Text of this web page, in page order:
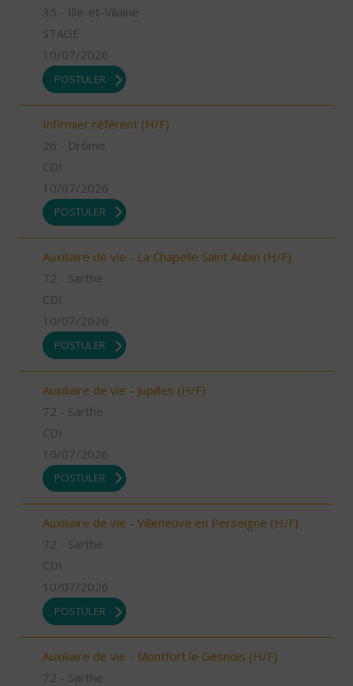
35 - Ille-et-Vilaine
STAGE
10/07/2026
POSTULER
Infirmier référent (H/F)
26 - Drôme
CDI
10/07/2026
POSTULER
Auxiliaire de vie - La Chapelle Saint Aubin (H/F)
72 - Sarthe
CDI
10/07/2026
POSTULER
Auxiliaire de vie - Jupilles (H/F)
72 - Sarthe
CDI
10/07/2026
POSTULER
Auxiliaire de vie - Villeneuve en Perseigne (H/F)
72 - Sarthe
CDI
10/07/2026
POSTULER
Auxiliaire de vie - Montfort le Gesnois (H/F)
72 - Sarthe